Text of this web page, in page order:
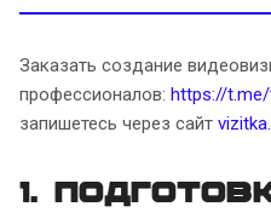
Заказать создание
профессионалов: https://
запишетесь через сайт
1.